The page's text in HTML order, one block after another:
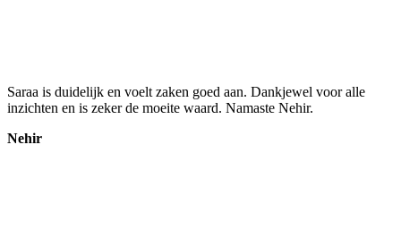
Saraa is duidelijk en voelt zaken goed aan. Dankjewel voor alle
inzichten en is zeker de moeite waard. Namaste Nehir.
Nehir